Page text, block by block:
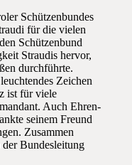
Schützenbundes
für die vielen
Schützenbund
Straudis hervor,
durchführte.
Zeichen
ist für viele
Auch Ehren-
seinem Freund
Zusammen
der Bundesleitung